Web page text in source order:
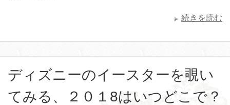
続きを読む
ディズニーのイースターを覗い
てみる、２０１8はいつどこで？